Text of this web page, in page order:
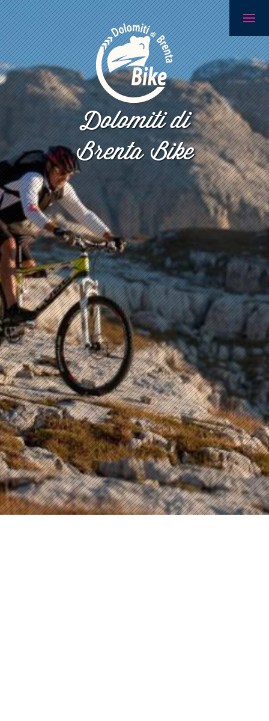
Dolomiti di
Brenta Bike